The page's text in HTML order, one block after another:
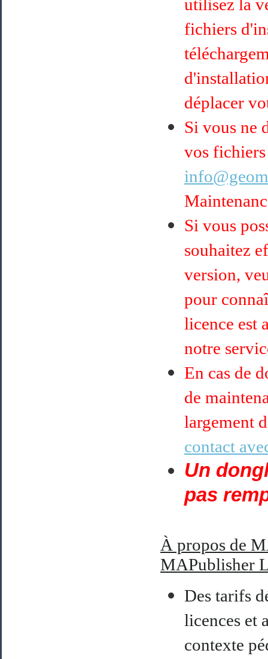
utilisez la
fichiers
déplacer
Si vous ne
vos
Si vous
souhaitez
version,
pour
licence est
notre
En cas de
de
largement
contact
Un
pas
À propos de
MAPublisher
Des tarifs
licences et
contexte